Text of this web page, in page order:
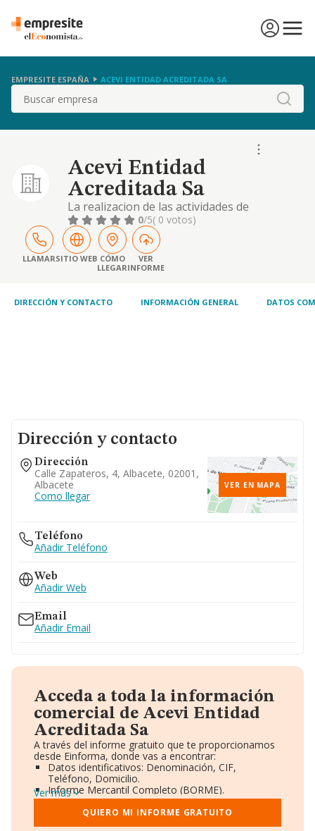
EMPRESITE ESPAÑA ACEVI ENTIDAD ACREDITADA SA
Buscar
Acevi Entidad
Acreditada Sa
La realizacion de las actividades de
certificacion, ensayo inspeccion y auditoria
en el campo de la seguridad y calidad
industrial; verificacion el cumplimiento de
caracter obligatorio de las condiciones de
seguridad de
0/5( 0 votos)
LLAMARSITIO WEB CÓMO
LLEGAR
VER
INFORME
DIRECCIÓN Y CONTACTO INFORMACIÓN GENERAL DATOS
Dirección y contacto
Dirección
Calle Zapateros, 4, Albacete, 02001,
Albacete
Como llegar
VER EN MAPA
Teléfono
Añadir Teléfono
Web
Añadir Web
Email
Añadir Email
Acceda a toda la información
comercial de Acevi Entidad
Acreditada Sa
A través del informe gratuito que te proporcionamos
desde Einforma, donde vas a encontrar:
Datos identificativos: Denominación, CIF,
Teléfono, Domicilio.
Informe Mercantil Completo (BORME).
Gráficos de Evolución Ventas y Empleados.
Consejo de Administración y Administradores.
Directivos y Ejecutivos.
Ver más
QUIERO MI INFORME GRATUITO